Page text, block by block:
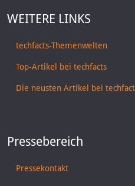
WEITERE LINKS
techfacts-Themenwelten
Top-Artikel bei techfacts
Die neusten Artikel bei
Pressebereich
Pressekontakt